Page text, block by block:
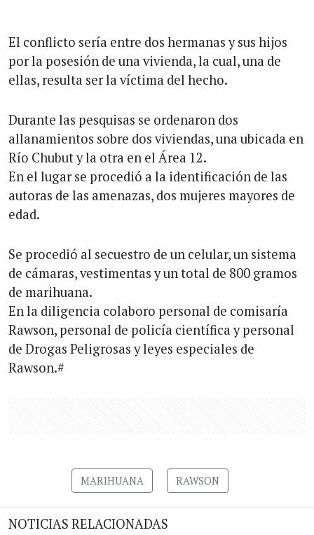
El conflicto sería entre dos hermanas y sus hijos
por la posesión de una vivienda, la cual, una de
ellas, resulta ser la víctima del hecho.
Durante las pesquisas se ordenaron dos
allanamientos sobre dos viviendas, una ubicada en
Río Chubut y la otra en el Área 12.
En el lugar se procedió a la identificación de las
autoras de las amenazas, dos mujeres mayores de
edad.
Se procedió al secuestro de un celular, un sistema
de cámaras, vestimentas y un total de 800 gramos
de marihuana.
En la diligencia colaboro personal de comisaría
Rawson, personal de policía científica y personal
de Drogas Peligrosas y leyes especiales de
Rawson.#
MARIHUANA RAWSON
NOTICIAS RELACIONADAS